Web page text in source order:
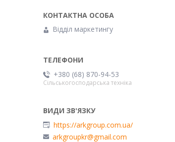
Відділ маркетингу
+380 (68) 870-94-53
Сільськогосподарська техніка
https://arkgroup.com.ua/
arkgroupkr@gmail.com